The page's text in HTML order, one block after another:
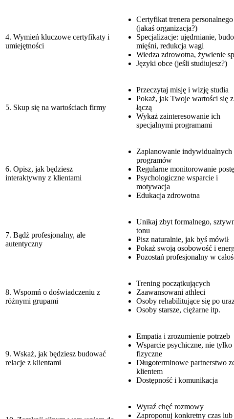
4. Wymień kluczowe certyfikaty i
umiejętności
Certyfikat trenera personalnego
(jakaś organizacja?)
Specjalizacje: ujędrnianie,
mięśni, redukcja wagi
Wiedza zdrowotna, żywienie
Języki obce (jeśli studiujesz?)
5. Skup się na wartościach firmy
Przeczytaj misję i wizję studia
Pokaż, jak Twoje wartości się
łączą
Wykaż zainteresowanie ich
specjalnymi programami
6. Opisz, jak będziesz
interaktywny z klientami
Zaplanowanie indywidualnych
programów
Regularne monitorowanie
Psychologiczne wsparcie i
motywacja
Edukacja zdrowotna
7. Bądź profesjonalny, ale
autentyczny
Unikaj zbyt formalnego,
tonu
Pisz naturalnie, jak byś mówił
Pokaż swoją osobowość i
Pozostań profesjonalny w
8. Wspomń o doświadczeniu z
różnymi grupami
Trening początkujących
Zaawansowani athleci
Osoby rehabilitujące się po
Osoby starsze, ciężarne itp.
9. Wskaż, jak będziesz budować
relacje z klientami
Empatia i zrozumienie potrzeb
Wsparcie psychiczne, nie tylko
fizyczne
Długoterminowe partnerstwo
klientem
Dostępność i komunikacja
Wyraź chęć rozmowy
Zaproponuj konkretny czas lub